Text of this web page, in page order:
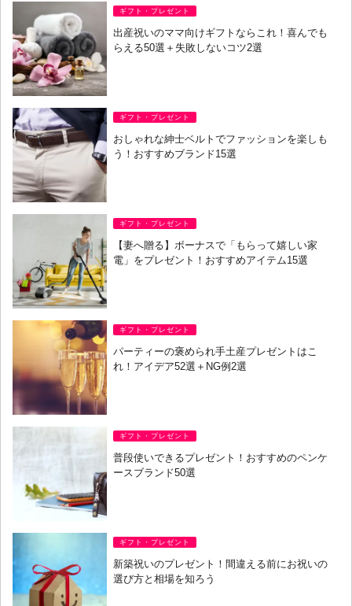
ギフト・プレゼント
出産祝いのママ向けギフトならこれ！喜んでも
らえる50選＋失敗しないコツ2選
ギフト・プレゼント
おしゃれな紳士ベルトでファッションを楽しも
う！おすすめブランド15選
ギフト・プレゼント
【妻へ贈る】ボーナスで「もらって嬉しい家
電」をプレゼント！おすすめアイテム15選
ギフト・プレゼント
パーティーの褒められ手土産プレゼントはこ
れ！アイデア52選＋NG例2選
ギフト・プレゼント
普段使いできるプレゼント！おすすめのペンケ
ースブランド50選
ギフト・プレゼント
新築祝いのプレゼント！間違える前にお祝いの
選び方と相場を知ろう